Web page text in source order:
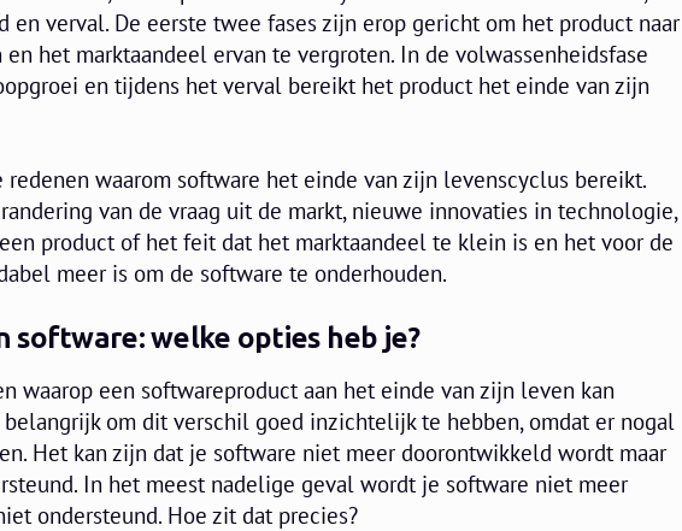
en verval. De eerste twee fases zijn erop gericht om het product naar
het marktaandeel ervan te vergroten. In de volwassenheidsfase
en tijdens het verval bereikt het product het einde van zijn
waarom software het einde van zijn levenscyclus bereikt.
van de vraag uit de markt, nieuwe innovaties in technologie,
product of het feit dat het marktaandeel te klein is en het voor de
meer is om de software te onderhouden.
software: welke opties heb je?
waarop een softwareproduct aan het einde van zijn leven kan
om dit verschil goed inzichtelijk te hebben, omdat er nogal
Het kan zijn dat je software niet meer doorontwikkeld wordt maar
In het meest nadelige geval wordt je software niet meer
ondersteund. Hoe zit dat precies?